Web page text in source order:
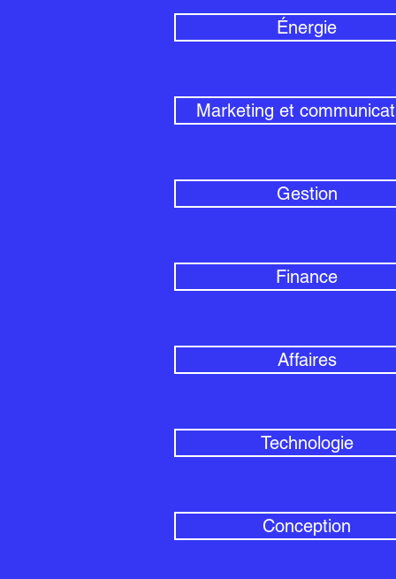
Énergie
Marketing et
Gestion
Finance
Affaires
Technologie
Conception